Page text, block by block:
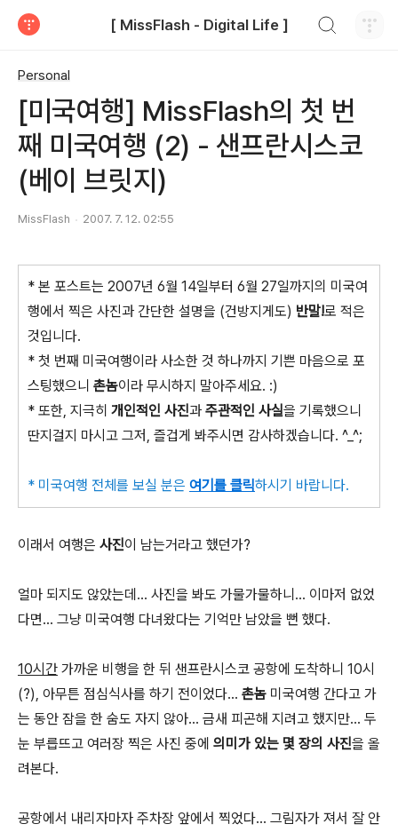
[ MissFlash - Digital Life ]
Personal
[미국여행] MissFlash의 첫 번
째 미국여행 (2) - 샌프란시스코
(베이 브릿지)
MissFlash 2007. 7. 12. 02:55
* 본 포스트는 2007년 6월 14일부터 6월 27일까지의 미국여
행에서 찍은 사진과 간단한 설명을 (건방지게도) 반말!로 적은
것입니다.
* 첫 번째 미국여행이라 사소한 것 하나까지 기쁜 마음으로 포
스팅했으니 촌놈이라 무시하지 말아주세요. :)
* 또한, 지극히 개인적인 사진과 주관적인 사실을 기록했으니
딴지걸지 마시고 그저, 즐겁게 봐주시면 감사하겠습니다. ^_^;
* 미국여행 전체를 보실 분은 여기를 클릭하시기 바랍니다.
이래서 여행은 사진이 남는거라고 했던가?
얼마 되지도 않았는데... 사진을 봐도 가물가물하니... 이마저 없었
다면... 그냥 미국여행 다녀왔다는 기억만 남았을 뻔 했다.
10시간 가까운 비행을 한 뒤 샌프란시스코 공항에 도착하니 10시
(?), 아무튼 점심식사를 하기 전이었다... 촌놈 미국여행 간다고 가
는 동안 잠을 한 숨도 자지 않아... 금새 피곤해 지려고 했지만... 두
눈 부릅뜨고 여러장 찍은 사진 중에 의미가 있는 몇 장의 사진을 올
려본다.
공항에서 내리자마자 주차장 앞에서 찍었다... 그림자가 져서 잘 안